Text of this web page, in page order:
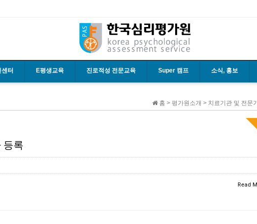
터 E평생교육 진로적성 전문교육 Super 캠프 소식, 홍보
홈 > 평가원소개 > 치료기관 및 전문
등록
Read